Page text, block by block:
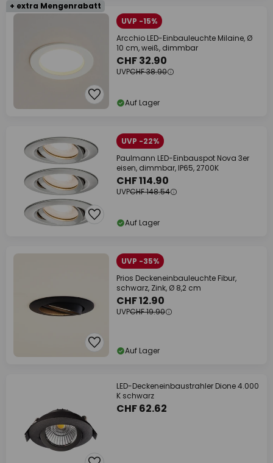
+ extra Mengenrabatt
UVP -15%
Arcchio LED-Einbauleuchte Milaine, Ø
10 cm, weiß, dimmbar
CHF 32.90
UVPCHF 38.90
Auf Lager
UVP -22%
Paulmann LED-Einbauspot Nova 3er
eisen, dimmbar, IP65, 2700K
CHF 114.90
UVPCHF 148.54
Auf Lager
UVP -35%
Prios Deckeneinbauleuchte Fibur,
schwarz, Zink, Ø 8,2 cm
CHF 12.90
UVPCHF 19.90
Auf Lager
LED-Deckeneinbaustrahler Dione 4.000
K schwarz
CHF 62.62